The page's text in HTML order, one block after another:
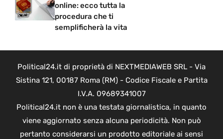
online: ecco tutta la
procedura che ti
semplificherà la vita
Political24.it di proprietà di NEXTMEDIAWEB SRL - Via
Sistina 121, 00187 Roma (RM) - Codice Fiscale e Partita
I.V.A. 09689341007
Political24.it non è una testata giornalistica, in quanto
viene aggiornato senza alcuna periodicità. Non può
pertanto considerarsi un prodotto editoriale ai sensi